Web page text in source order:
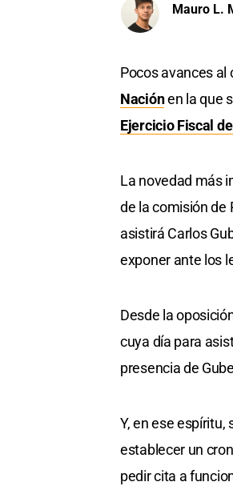
Mauro L.
Pocos avances
Naciónen la que
Ejercicio Fiscal
La novedad más
de la comisión de
asistirá Carlos
exponer ante los
Desde la
cuya día para
presencia de
Y, en ese espíritu,
establecer un
pedir cita a